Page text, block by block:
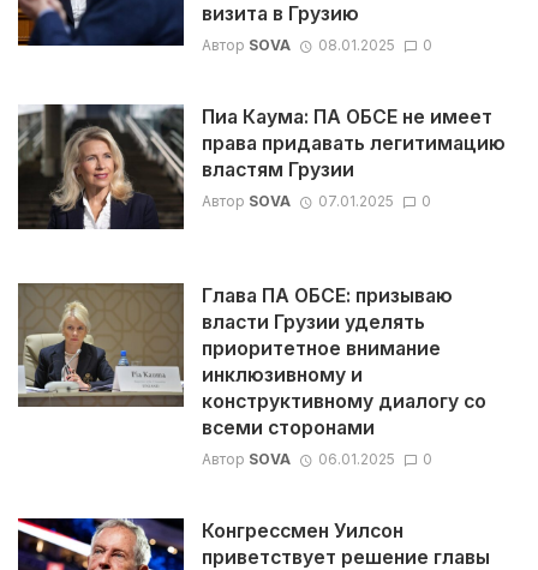
визита в Грузию
Автор SOVA 08.01.2025 0
Пиа Каума: ПА ОБСЕ не имеет
права придавать легитимацию
властям Грузии
Автор SOVA 07.01.2025 0
Глава ПА ОБСЕ: призываю
власти Грузии уделять
приоритетное внимание
инклюзивному и
конструктивному диалогу со
всеми сторонами
Автор SOVA 06.01.2025 0
Конгрессмен Уилсон
приветствует решение главы